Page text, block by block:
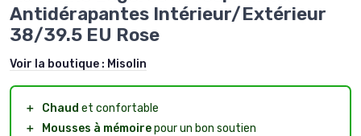
Antidérapantes Intérieur/Extérieur
38/39.5 EU Rose
Voir la boutique : Misolin
＋ Chaud et confortable
＋
Mousses à mémoirepour un bon soutien